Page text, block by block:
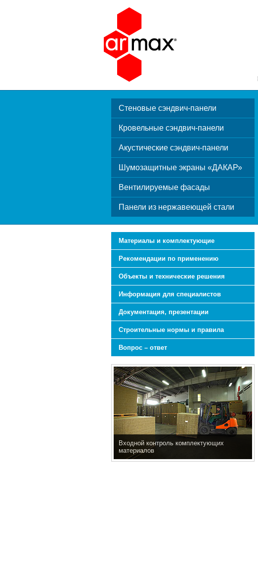
Стеновые сэндвич-панели
Кровельные сэндвич-панели
Акустические сэндвич-панели
Шумозащитные экраны «ДАКАР»
Вентилируемые фасады
Панели из нержавеющей стали
Материалы и комплектующие
Рекомендации по применению
Объекты и технические решения
Информация для специалистов
Документация, презентации
Строительные нормы и правила
Вопрос – ответ
Входной контроль комплектующих
материалов